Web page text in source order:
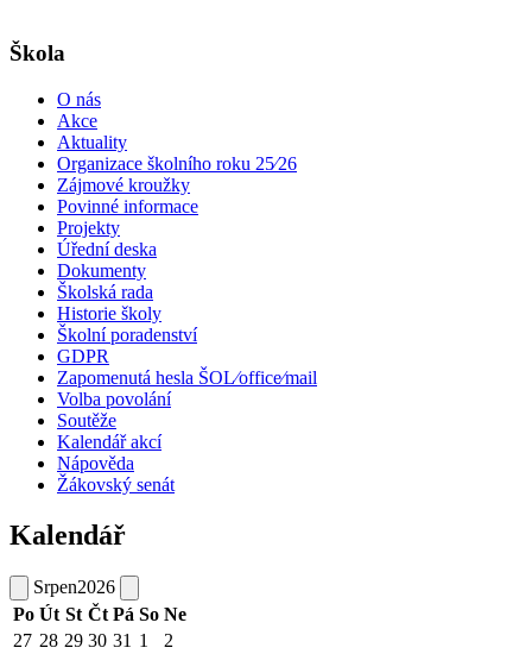
Škola
O nás
Akce
Aktuality
Organizace školního roku 25⁄26
Zájmové kroužky
Povinné informace
Projekty
Úřední deska
Dokumenty
Školská rada
Historie školy
Školní poradenství
GDPR
Zapomenutá hesla ŠOL⁄office⁄mail
Volba povolání
Soutěže
Kalendář akcí
Nápověda
Žákovský senát
Kalendář
Srpen2026
Po Út St Čt Pá So Ne
27 28 29 30 31 1
2